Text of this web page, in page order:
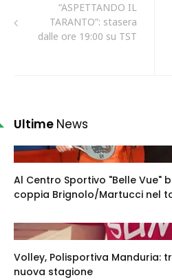
“ASPETTANDO IL
TARANTO”: stasera
dalle ore 19:00 su TST
Ultime News
Al Centro Sportivo "Belle Vue"
coppia Brignolo/Martucci nel
Volley, Polisportiva Manduria:
nuova stagione